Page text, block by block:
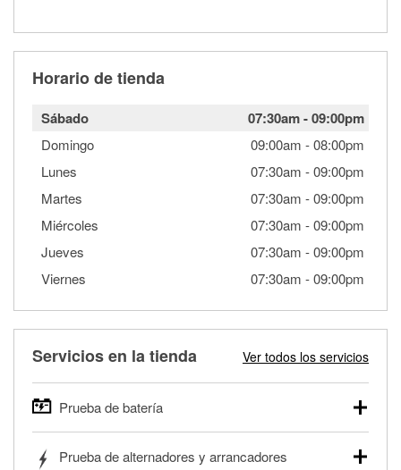
Horario de tienda
Sábado 07:30am-09:00pm
Domingo 09:00am -08:00pm
Lunes
07:30am -09:00pm
Martes
07:30am -09:00pm
Miércoles
07:30am -09:00pm
Jueves
07:30am -09:00pm
Viernes
07:30am -09:00pm
Servicios en la tienda Ver todos los servicios
Prueba de batería
autos, camionetas, SUVs, vehículos comerciales y
Prueba de alternadores y arrancadores